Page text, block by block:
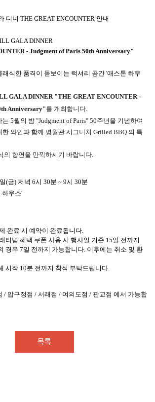
디너 THE GREAT ENCOUNTER 안내
GALA DINNER
- Judgment of Paris 50th Anniversary"
식한 품격이 돋보이는 럭셔리 공간 '애스톤 하우
GALA DINNER "THE GREAT ENCOUNTER-
Anniversary"를 개최합니다.
5월의 밤 "Judgment of Paris" 50주년을 기념하여
와인과 함께 명월관 시그니처 Grilled BBQ 의 특
의 향연을 만끽하시기 바랍니다.
(금) 저녁 6시 30분 ~ 9시 30분
하우스'
완료 시 예약이 완료됩니다.
티넘 혜택 쿠폰 사용 시 행사일 기준 15일 전까지
경우 7일 전까지 가능합니다. 이후에는 취소 및 환
시작 10분 전까지 착석 부탁드립니다.
/ 압구정점 / 서래점 / 여의도점 / 판교점 에서 가능합
목록